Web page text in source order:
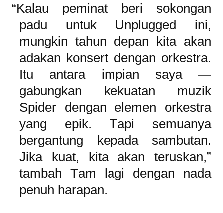
“Kalau peminat beri sokongan
padu untuk Unplugged ini,
mungkin tahun depan kita akan
adakan konsert dengan orkestra.
Itu antara impian saya —
gabungkan kekuatan muzik
Spider dengan elemen orkestra
yang epik. Tapi semuanya
bergantung kepada sambutan.
Jika kuat, kita akan teruskan,”
tambah Tam lagi dengan nada
penuh harapan.